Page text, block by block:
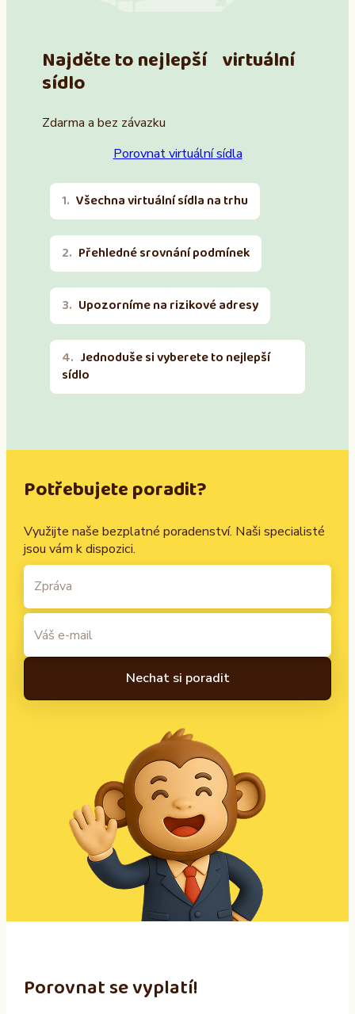
Najděte to nejlepší virtuální
sídlo
Zdarma a bez závazku
Porovnat virtuální sídla
Všechna virtuální sídla na trhu
Přehledné srovnání podmínek
Upozorníme na rizikové adresy
Jednoduše si vyberete to nejlepší
sídlo
Potřebujete poradit?
Využijte naše bezplatné poradenství. Naši specialisté
jsou vám k dispozici.
:
Porovnat se vyplatí!